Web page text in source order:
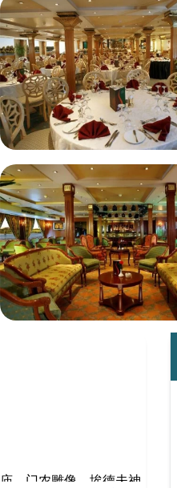
、门农雕像、埃德夫神